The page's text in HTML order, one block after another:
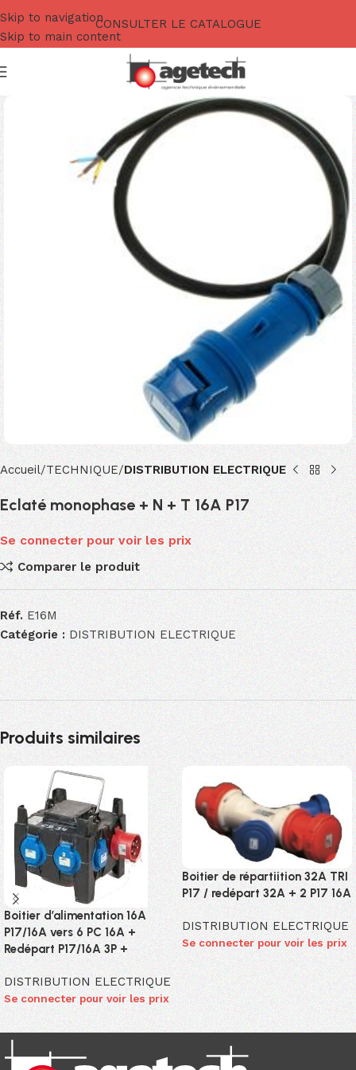
Skip to navigation
Skip to main content
CONSULTER LE CATALOGUE
Accueil TECHNIQUE DISTRIBUTION ELECTRIQUE
Eclaté monophase + N + T 16A P17
Se connecter pour voir les prix
Comparer le produit
Réf.E16M
Catégorie : DISTRIBUTION ELECTRIQUE
Produits similaires
Boitier d’alimentation 16A
P17/16A vers 6 PC 16A +
Redépart P17/16A 3P +
DISTRIBUTION ELECTRIQUE
Se connecter pour voir les prix
Boitier de répartiition 32A TRI
P17 / redépart 32A + 2 P17 16A
DISTRIBUTION ELECTRIQUE
Se connecter pour voir les prix